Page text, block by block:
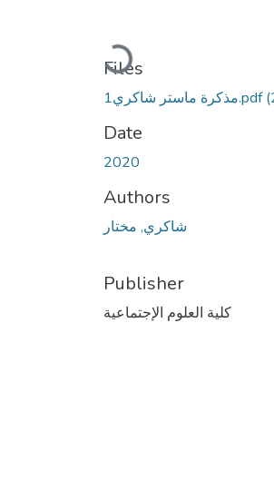
Loading...
Files
مذكرة ماستر شاكري1.pdf
Date
2020
Authors
شاكري, مختار
Publisher
كلية العلوم الإجتماعية